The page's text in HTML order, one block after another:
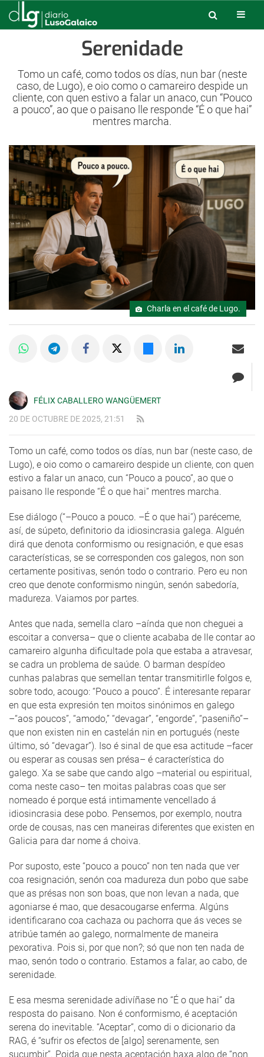
Serenidade
Tomo un café, como todos os días, nun bar (neste
caso, de Lugo), e oio como o camareiro despide un
cliente, con quen estivo a falar un anaco, cun “Pouco
a pouco”, ao que o paisano lle responde “É o que hai”
mentres marcha.
Charla en el café de Lugo.
FÉLIX CABALLERO WANGÜEMERT
20 DE OCTUBRE DE 2025, 21:51
Tomo un café, como todos os días, nun bar (neste caso, de
Lugo), e oio como o camareiro despide un cliente, con quen
estivo a falar un anaco, cun “Pouco a pouco”, ao que o
paisano lle responde “É o que hai” mentres marcha.
Ese diálogo (“–Pouco a pouco. –É o que hai”) paréceme,
así, de súpeto, definitorio da idiosincrasia galega. Alguén
dirá que denota conformismo ou resignación, e que esas
características, se se corresponden cos galegos, non son
certamente positivas, senón todo o contrario. Pero eu non
creo que denote conformismo ningún, senón sabedoría,
madureza. Vaiamos por partes.
Antes que nada, semella claro –aínda que non cheguei a
escoitar a conversa– que o cliente acababa de lle contar ao
camareiro algunha dificultade pola que estaba a atravesar,
se cadra un problema de saúde. O barman despídeo
cunhas palabras que semellan tentar transmitirlle folgos e,
sobre todo, acougo: “Pouco a pouco”. É interesante reparar
en que esta expresión ten moitos sinónimos en galego
–“aos poucos”, “amodo,” “devagar”, “engorde”, “paseniño”–
que non existen nin en castelán nin en portugués (neste
último, só “devagar”). Iso é sinal de que esa actitude –facer
ou esperar as cousas sen présa– é característica do
galego. Xa se sabe que cando algo –material ou espiritual,
coma neste caso– ten moitas palabras coas que ser
nomeado é porque está intimamente vencellado á
idiosincrasia dese pobo. Pensemos, por exemplo, noutra
orde de cousas, nas cen maneiras diferentes que existen en
Galicia para dar nome á choiva.
Por suposto, este “pouco a pouco” non ten nada que ver
coa resignación, senón coa madureza dun pobo que sabe
que as présas non son boas, que non levan a nada, que
agoniarse é mao, que desacougarse enferma. Algúns
identificarano coa cachaza ou pachorra que ás veces se
atribúe tamén ao galego, normalmente de maneira
pexorativa. Pois si, por que non?; só que non ten nada de
mao, senón todo o contrario. Estamos a falar, ao cabo, de
serenidade.
E esa mesma serenidade adivíñase no “É o que hai” da
resposta do paisano. Non é conformismo, é aceptación
serena do inevitable. “Aceptar”, como di o dicionario da
RAG, é “sufrir os efectos de [algo] serenamente, sen
sucumbir”. Poida que nesta aceptación haxa algo de “non